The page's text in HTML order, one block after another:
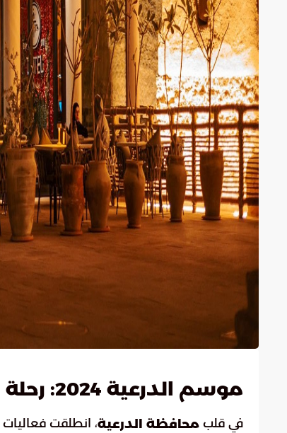
موسم الدرعية 2024: رحلة في قلب التاريخ والثقافة السعودية
في قلب محافظة الدرعية، انطلقت فعاليات